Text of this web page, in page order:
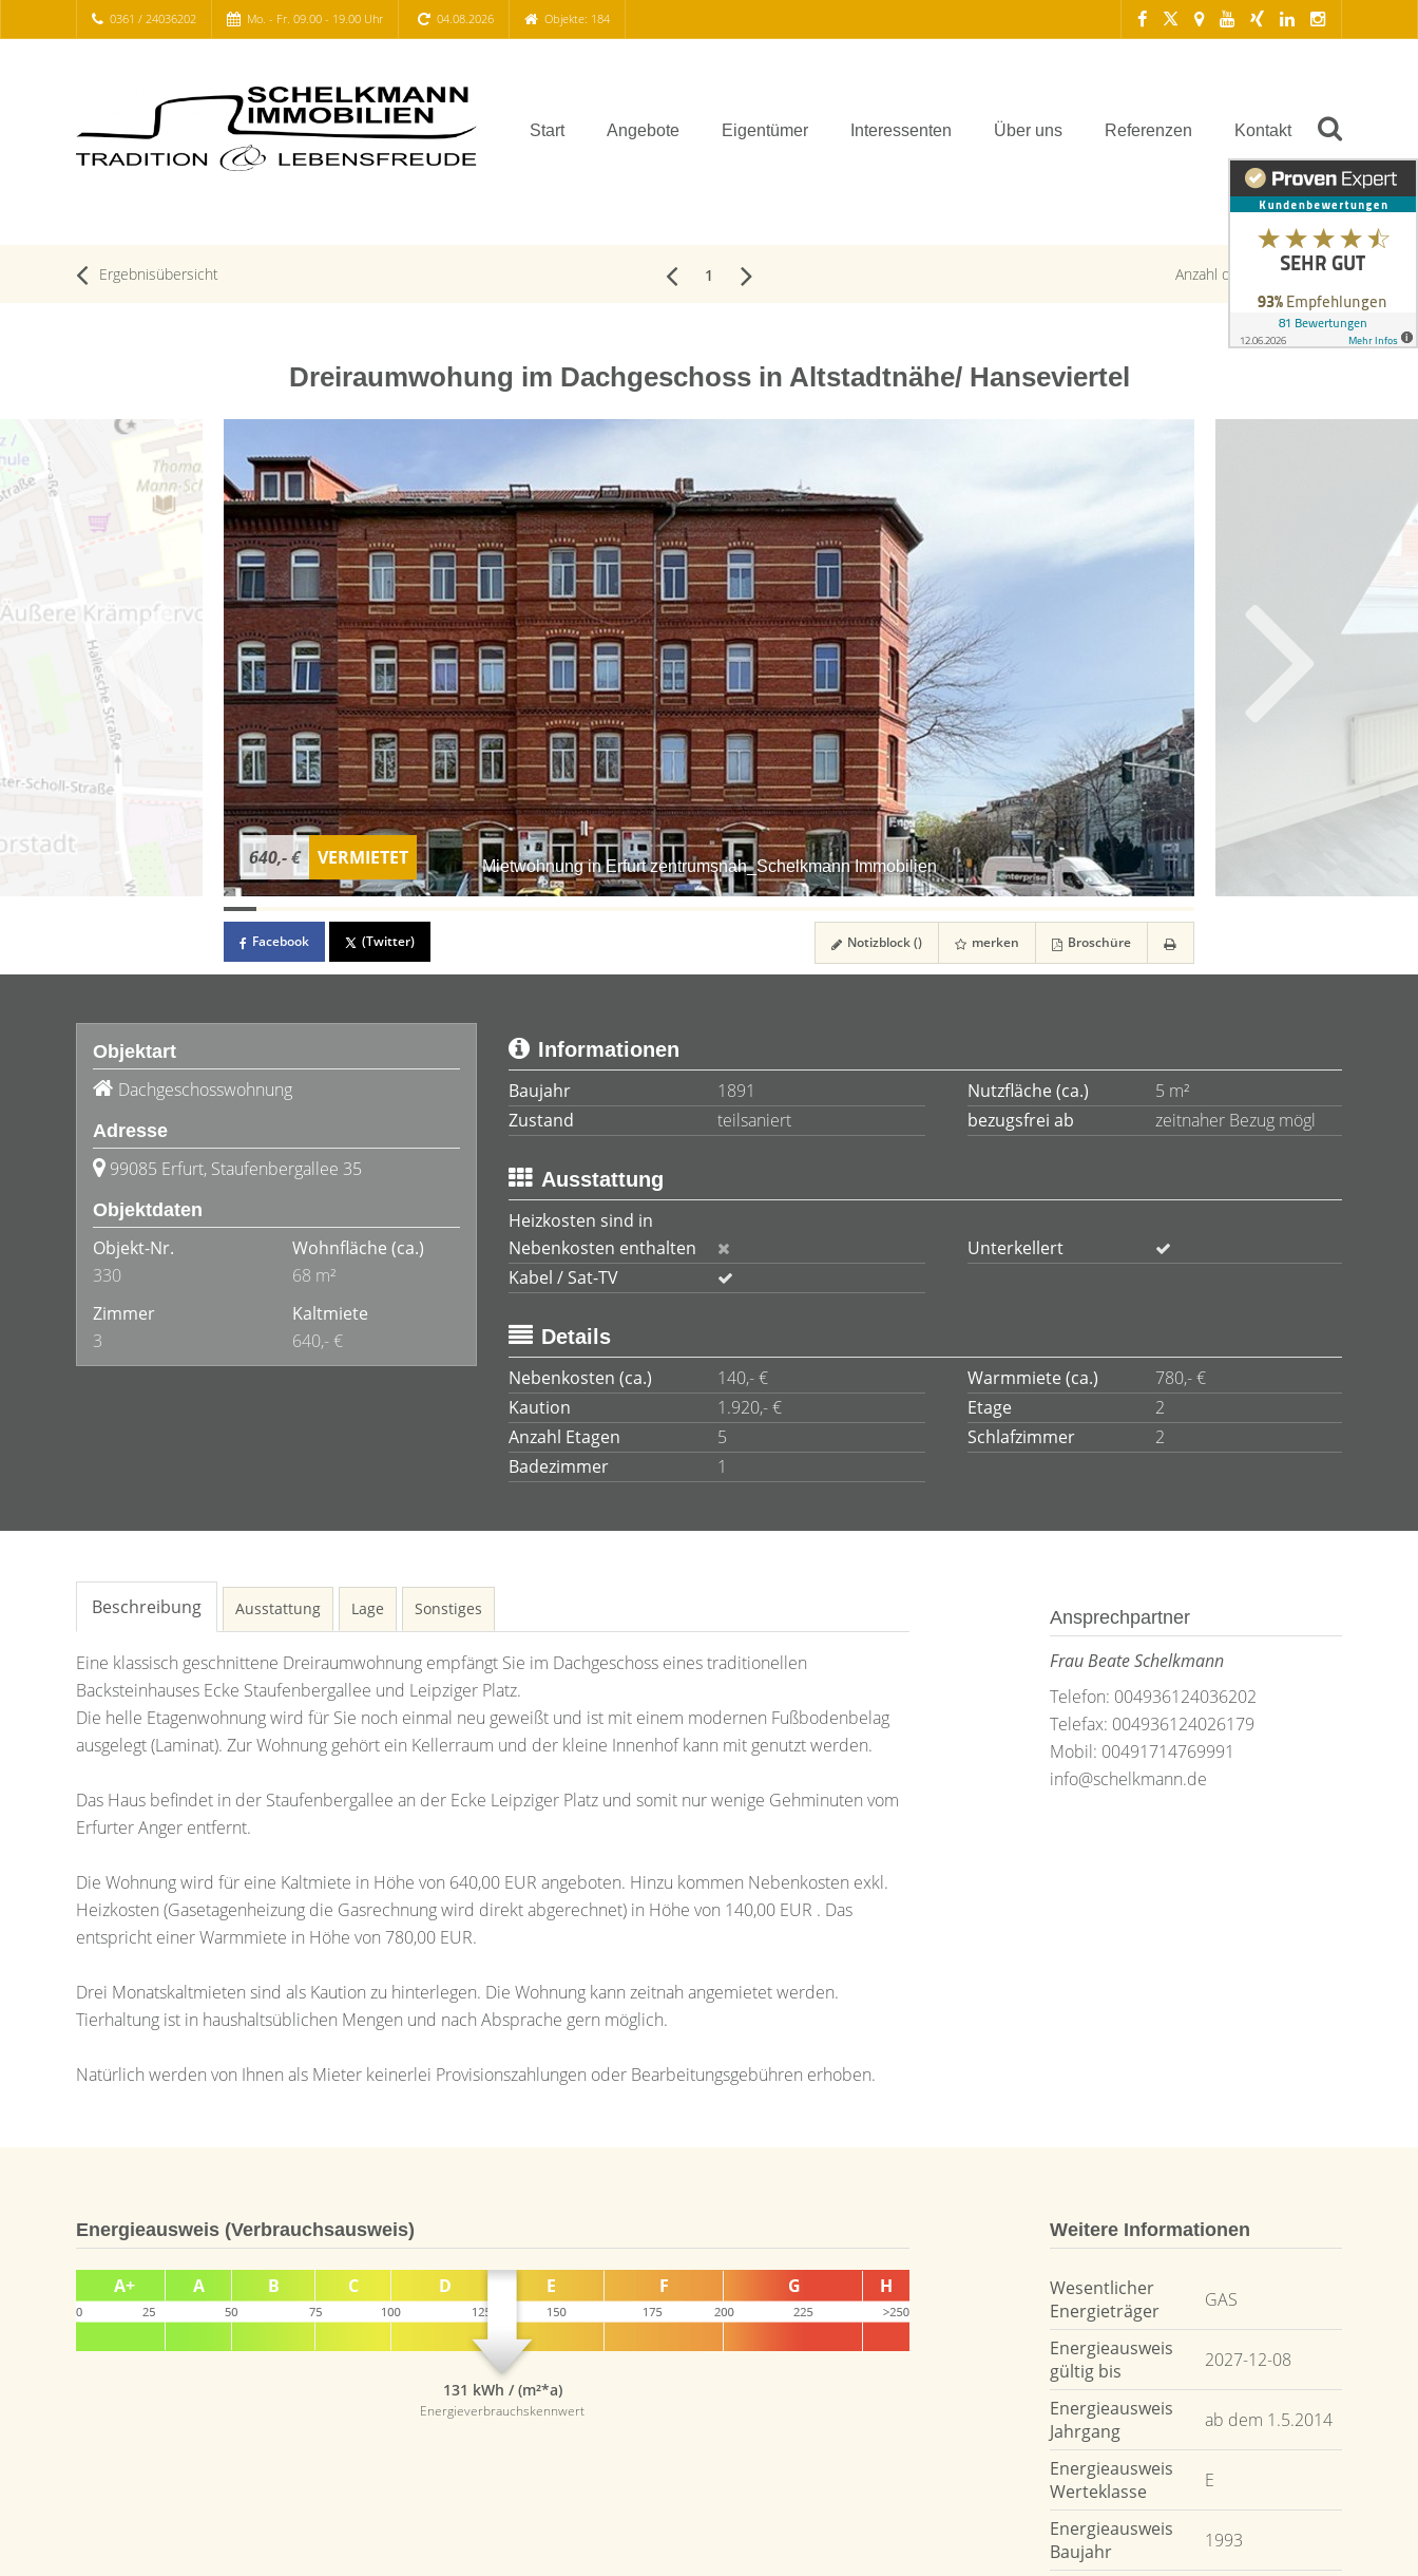
0361 / 24036202 Mo. - Fr. 09.00 - 19.00 Uhr 04.08.2026 Objekte: 184
Start Angebote Eigentümer Interessenten Über uns Referenzen Kontakt
Ergebnisübersicht 1 Anzahl der Objekte: 1 | 1
Dreiraumwohung im Dachgeschoss in Altstadtnähe/ Hanseviertel
Mietwohnung in Erfurt zentrumsnah_Schelkmann Immobilien
640,- € VERMIETET
Facebook (Twitter) Notizblock () merken Broschüre
Objektart
Dachgeschosswohnung
Adresse
99085 Erfurt, Staufenbergallee 35
Objektdaten
Objekt-Nr.
330
Wohnfläche (ca.)
68 m²
Zimmer
3
Kaltmiete
640,- €
Informationen
Baujahr
1891 Nutzfläche (ca.)
5 m²
Zustand
teilsaniert bezugsfrei ab zeitnaher Bezug mögl
Ausstattung
Heizkosten sind in
Nebenkosten enthalten
Unterkellert
Kabel / Sat-TV
Details
Nebenkosten (ca.)
140,- € Warmmiete (ca.)
780,- €
Kaution
1.920,- € Etage
2
Anzahl Etagen
5 Schlafzimmer
2
Badezimmer
1
Beschreibung Ausstattung Lage Sonstiges
Eine klassisch geschnittene Dreiraumwohnung empfängt Sie im Dachgeschoss eines traditionellen
Backsteinhauses Ecke Staufenbergallee und Leipziger Platz.
Die helle Etagenwohnung wird für Sie noch einmal neu geweißt und ist mit einem modernen Fußbodenbelag
ausgelegt (Laminat). Zur Wohnung gehört ein Kellerraum und der kleine Innenhof kann mit genutzt werden.
Das Haus befindet in der Staufenbergallee an der Ecke Leipziger Platz und somit nur wenige Gehminuten vom
Erfurter Anger entfernt.
Die Wohnung wird für eine Kaltmiete in Höhe von 640,00 EUR angeboten. Hinzu kommen Nebenkosten exkl.
Heizkosten (Gasetagenheizung die Gasrechnung wird direkt abgerechnet) in Höhe von 140,00 EUR . Das
entspricht einer Warmmiete in Höhe von 780,00 EUR.
Drei Monatskaltmieten sind als Kaution zu hinterlegen. Die Wohnung kann zeitnah angemietet werden.
Tierhaltung ist in haushaltsüblichen Mengen und nach Absprache gern möglich.
Natürlich werden von Ihnen als Mieter keinerlei Provisionszahlungen oder Bearbeitungsgebühren erhoben.
Ansprechpartner
Frau Beate Schelkmann
Telefon: 004936124036202
Telefax: 004936124026179
Mobil: 00491714769991
info@schelkmann.de
Energieausweis (Verbrauchsausweis)
131 kWh / (m²*a)
Energieverbrauchskennwert
Weitere Informationen
Wesentlicher
Energieträger
GAS
Energieausweis
gültig bis
2027-12-08
Energieausweis
Jahrgang
ab dem 1.5.2014
Energieausweis
Werteklasse
E
Energieausweis
Baujahr
1993